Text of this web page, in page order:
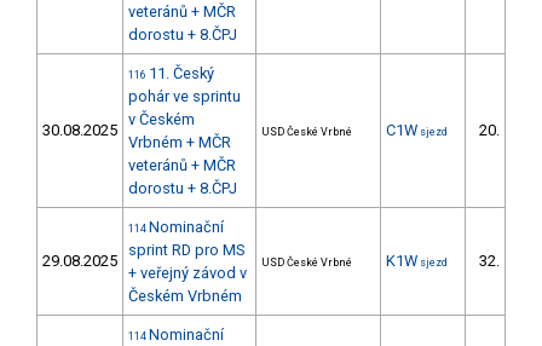
veteránů + MČR
dorostu + 8.ČPJ
30.08.2025
116 11. Český
pohár ve sprintu
v Českém
Vrbném + MČR
veteránů + MČR
dorostu + 8.ČPJ
USD České Vrbné C1W sjezd 20.
29.08.2025
114 Nominační
sprint RD pro MS
+ veřejný závod v
Českém Vrbném
USD České Vrbné K1W sjezd 32.
114 Nominační